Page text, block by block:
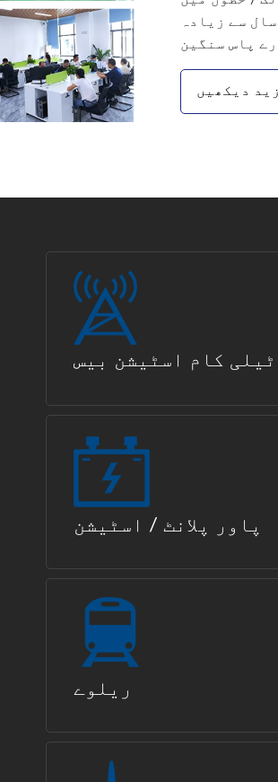
صارفین کی مدد کے لئے 20 سال سے زیادہ OEM تجربے کے ساتھ ، BWITT نے مکمل
دیکھیں
ٹیلی کام اسٹیشن بیس
پاور پلانٹ / اسٹیشن
ریلوے